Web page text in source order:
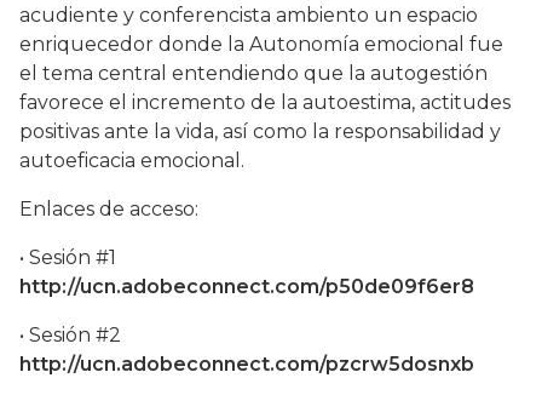
acudiente y conferencista ambiento un espacio
enriquecedor donde la Autonomía emocional fue
el tema central entendiendo que la autogestión
favorece el incremento de la autoestima, actitudes
positivas ante la vida, así como la responsabilidad y
autoeficacia emocional.
Enlaces de acceso:
• Sesión #1
http://ucn.adobeconnect.com/p50de09f6er8
• Sesión #2
http://ucn.adobeconnect.com/pzcrw5dosnxb